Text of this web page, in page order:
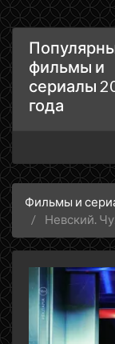
фильмы и
сериалы
года
Фильмы и
Невский.